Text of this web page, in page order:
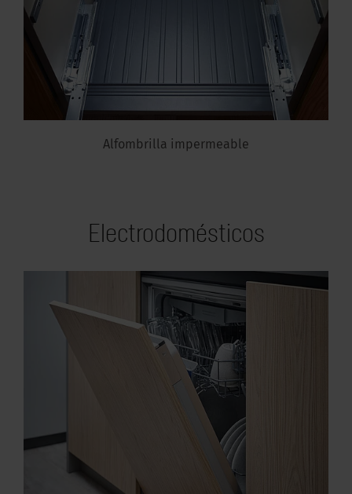
Alfombrilla impermeable
Electrodomésticos